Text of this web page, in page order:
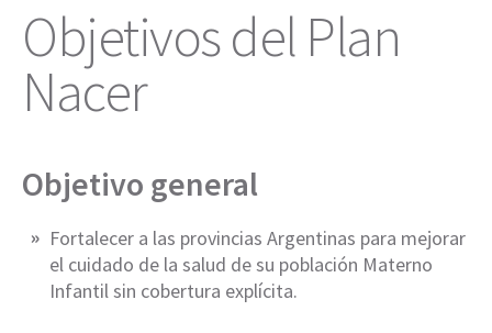
Objetivos del Plan
Nacer
Objetivo general
Fortalecer a las provincias Argentinas para mejorar
el cuidado de la salud de su población Materno
Infantil sin cobertura explícita.